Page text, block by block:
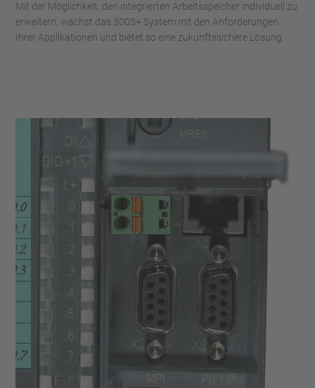
Mit der Möglichkeit, den integrierten Arbeitsspeicher individuell zu
erweitern, wächst das 300S+ System mit den Anforderungen
Ihrer Applikationen und bietet so eine zukunftssichere Lösung.